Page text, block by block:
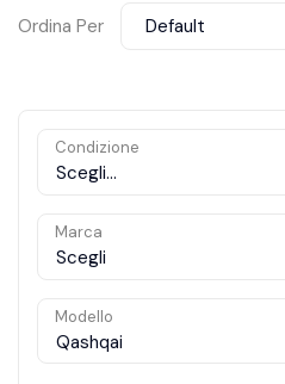
Ordina Per
Default
Condizione
Scegli...
Marca
Scegli
Modello
Qashqai